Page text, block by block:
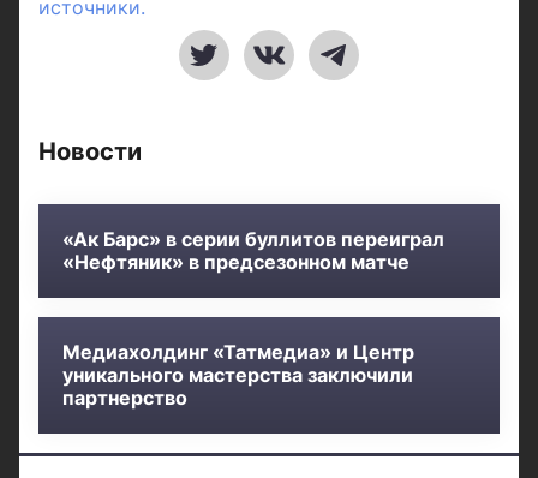
источники.
Новости
«Ак Барс» в серии буллитов переиграл
«Нефтяник» в предсезонном матче
Медиахолдинг «Татмедиа» и Центр
уникального мастерства заключили
партнерство